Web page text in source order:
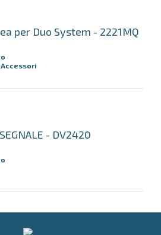
per Duo System - 2221MQ
- DV2420